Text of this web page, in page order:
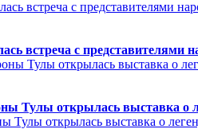
встреча с представителями
Тулы открылась выставка о
Тулы открылась выставка о